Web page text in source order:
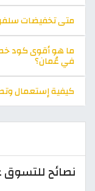
متى تخفيضات
في عُمان؟
كيفية إستعمال
نصائح